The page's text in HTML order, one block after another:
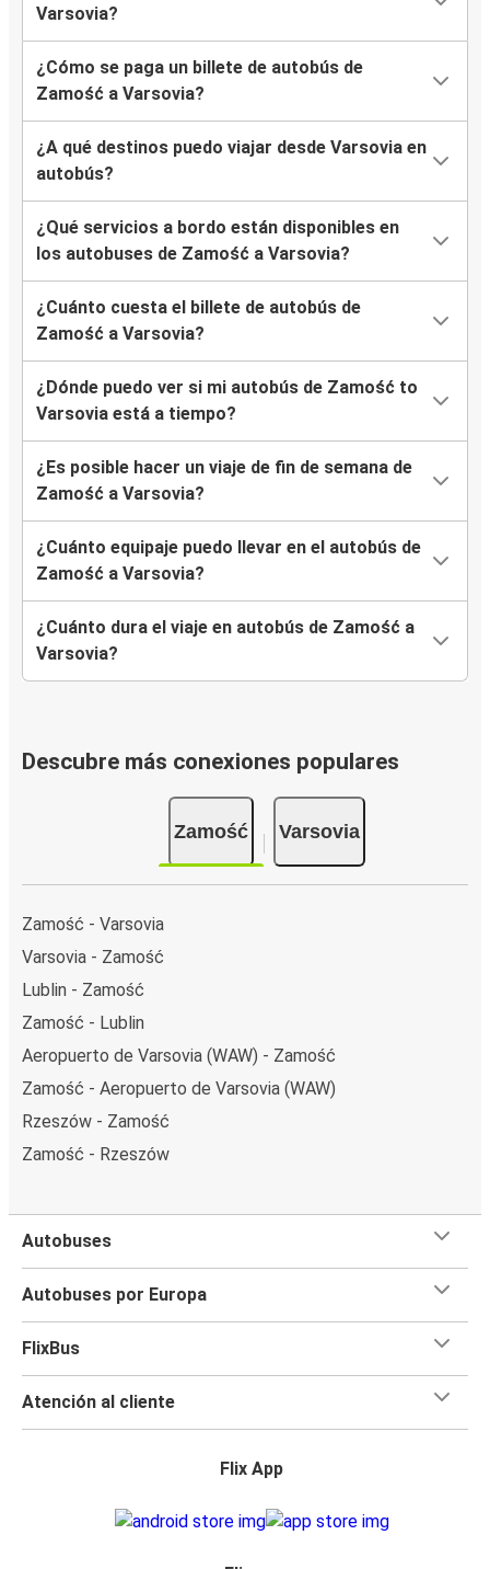
Varsovia?
¿Cómo se paga un billete de autobús de
Zamość a Varsovia?
¿A qué destinos puedo viajar desde Varsovia en
autobús?
¿Qué servicios a bordo están disponibles en
los autobuses de Zamość a Varsovia?
¿Cuánto cuesta el billete de autobús de
Zamość a Varsovia?
¿Dónde puedo ver si mi autobús de Zamość to
Varsovia está a tiempo?
¿Es posible hacer un viaje de fin de semana de
Zamość a Varsovia?
¿Cuánto equipaje puedo llevar en el autobús de
Zamość a Varsovia?
¿Cuánto dura el viaje en autobús de Zamość a
Varsovia?
Descubre más conexiones populares
Zamość Varsovia
Zamość - Varsovia
Varsovia - Zamość
Lublin - Zamość
Zamość - Lublin
Aeropuerto de Varsovia (WAW) - Zamość
Zamość - Aeropuerto de Varsovia (WAW)
Rzeszów - Zamość
Zamość - Rzeszów
Autobuses
Autobuses por Europa
FlixBus
Atención al cliente
Flix App